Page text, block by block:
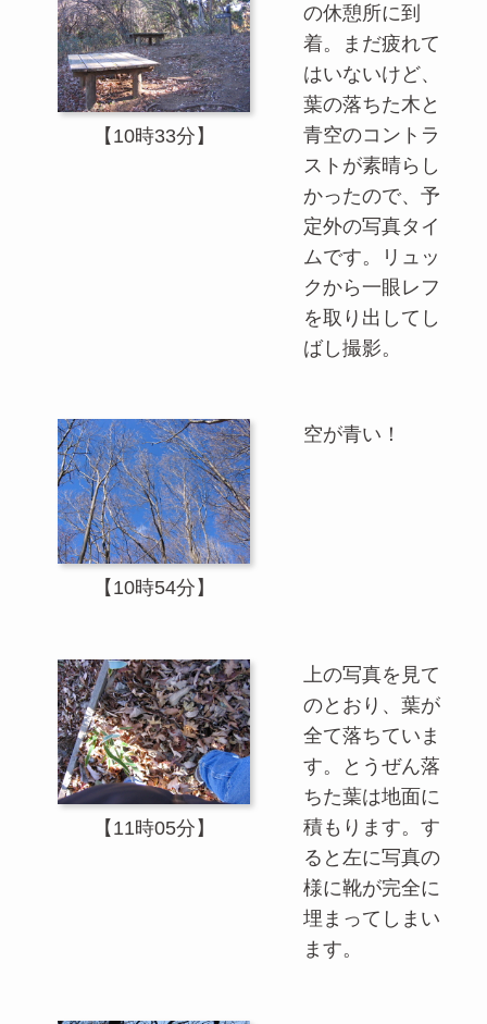
【10時33分】
の休憩所に到
着。まだ疲れて
はいないけど、
葉の落ちた木と
青空のコントラ
ストが素晴らし
かったので、予
定外の写真タイ
ムです。リュッ
クから一眼レフ
を取り出してし
ばし撮影。
【10時54分】
空が青い！
【11時05分】
上の写真を見て
のとおり、葉が
全て落ちていま
す。とうぜん落
ちた葉は地面に
積もります。す
ると左に写真の
様に靴が完全に
埋まってしまい
ます。